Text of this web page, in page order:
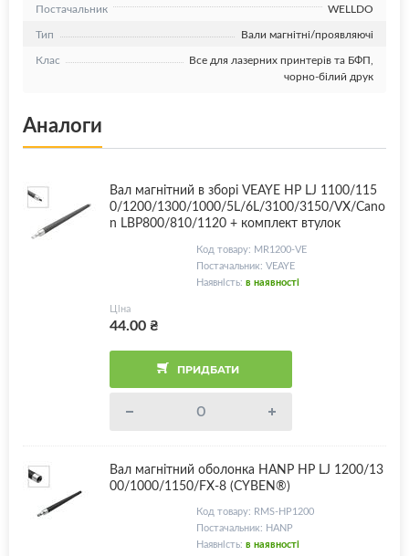
Постачальник
WELLDO
Тип
Вали магнітні/проявляючі
Клас
Все для лазерних принтерів та БФП,
чорно-білий друк
Аналоги
Вал магнітний в зборі VEAYE HP LJ 1100/115
0/1200/1300/1000/5L/6L/3100/3150/VX/Cano
n LBP800/810/1120 + комплект втулок
Код товару: MR1200-VE
Постачальник: VEAYE
Наявність: в наявності
Ціна
44.00₴
ПРИДБАТИ
Вал магнітний оболонка HANP HP LJ 1200/13
00/1000/1150/FX-8 (CYBEN®)
Код товару: RMS-HP1200
Постачальник: HANP
Наявність: в наявності